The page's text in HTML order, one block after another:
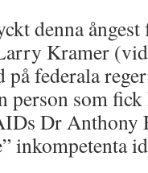
denna
Kramer
federala
person som fick
Dr Anthony
inkompetenta